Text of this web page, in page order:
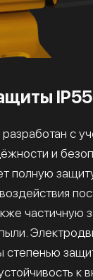
IP55
с
и
полную
частичную
степенью
к